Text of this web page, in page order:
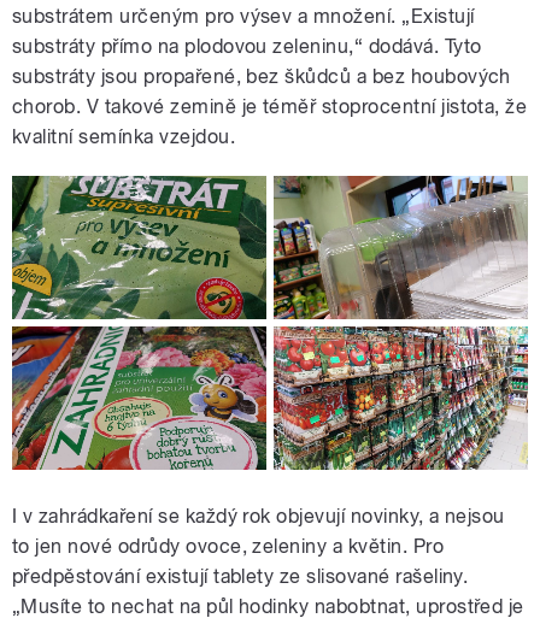
substrátem určeným pro výsev a množení. „Existují
substráty přímo na plodovou zeleninu,“ dodává. Tyto
substráty jsou propařené, bez škůdců a bez houbových
chorob. V takové zemině je téměř stoprocentní jistota, že
kvalitní semínka vzejdou.
I v zahrádkaření se každý rok objevují novinky, a nejsou
to jen nové odrůdy ovoce, zeleniny a květin. Pro
předpěstování existují tablety ze slisované rašeliny.
„Musíte to nechat na půl hodinky nabobtnat, uprostřed je